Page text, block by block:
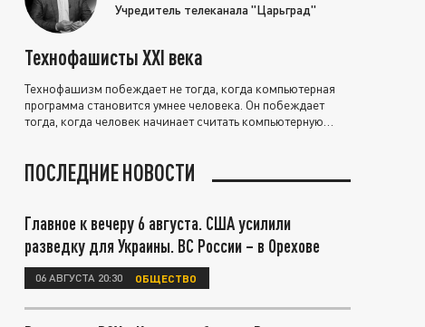
Учредитель телеканала "Царьград"
Технофашисты XXI века
Технофашизм побеждает не тогда, когда компьютерная
программа становится умнее человека. Он побеждает
тогда, когда человек начинает считать компьютерную
ПОСЛЕДНИЕ НОВОСТИ
Главное к вечеру 6 августа. США усилили
разведку для Украины. ВС России – в Орехове
06 АВГУСТА 20:30 ОБЩЕСТВО